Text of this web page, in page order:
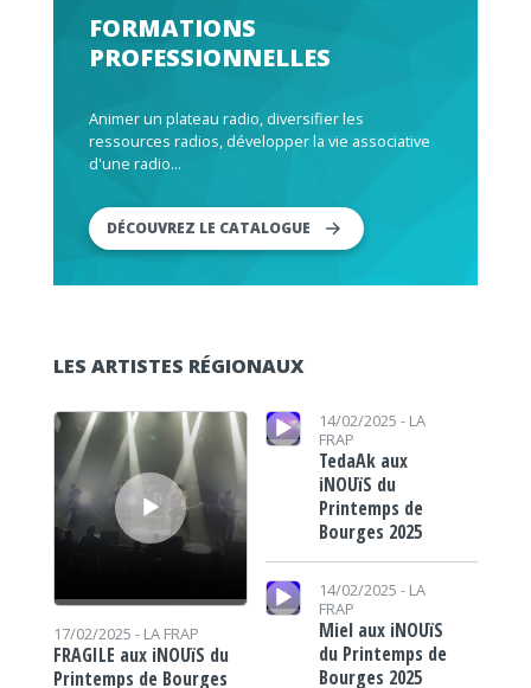
FORMATIONS
PROFESSIONNELLES
Animer un plateau radio, diversifier les
ressources radios, développer la vie associative
d'une radio...
DÉCOUVREZ LE CATALOGUE
LES ARTISTES RÉGIONAUX
Lecteur audio
17/02/2025 - LA FRAP
FRAGILE aux iNOUïS du
Printemps de Bourges
Lecteur audio 14/02/2025 - LA
FRAP
TedaAk aux
iNOUïS du
Printemps de
Bourges 2025
Lecteur audio
14/02/2025 - LA
FRAP
Miel aux iNOUïS
du Printemps de
Bourges 2025